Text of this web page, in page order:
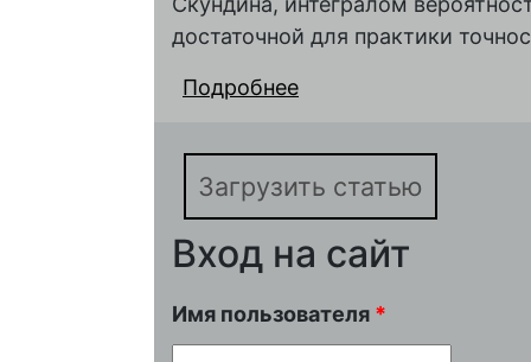
достаточной для практики
Подробнее
Загрузить статью
Вход на сайт
Имя пользователя *